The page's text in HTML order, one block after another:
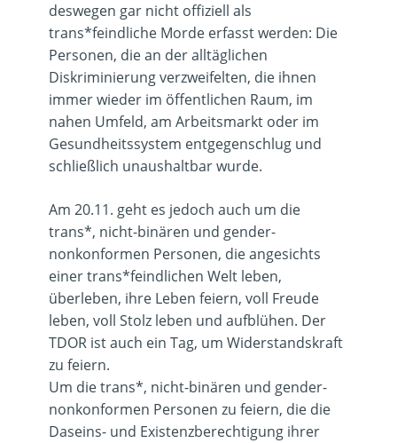
deswegen gar nicht offiziell als
trans*feindliche Morde erfasst werden: Die
Personen, die an der alltäglichen
Diskriminierung verzweifelten, die ihnen
immer wieder im öffentlichen Raum, im
nahen Umfeld, am Arbeitsmarkt oder im
Gesundheitssystem entgegenschlug und
schließlich unaushaltbar wurde.
Am 20.11. geht es jedoch auch um die
trans*, nicht-binären und gender-
nonkonformen Personen, die angesichts
einer trans*feindlichen Welt leben,
überleben, ihre Leben feiern, voll Freude
leben, voll Stolz leben und aufblühen. Der
TDOR ist auch ein Tag, um Widerstandskraft
zu feiern.
Um die trans*, nicht-binären und gender-
nonkonformen Personen zu feiern, die die
Daseins- und Existenzberechtigung ihrer